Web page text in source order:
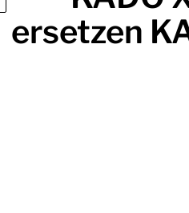
ersetzen